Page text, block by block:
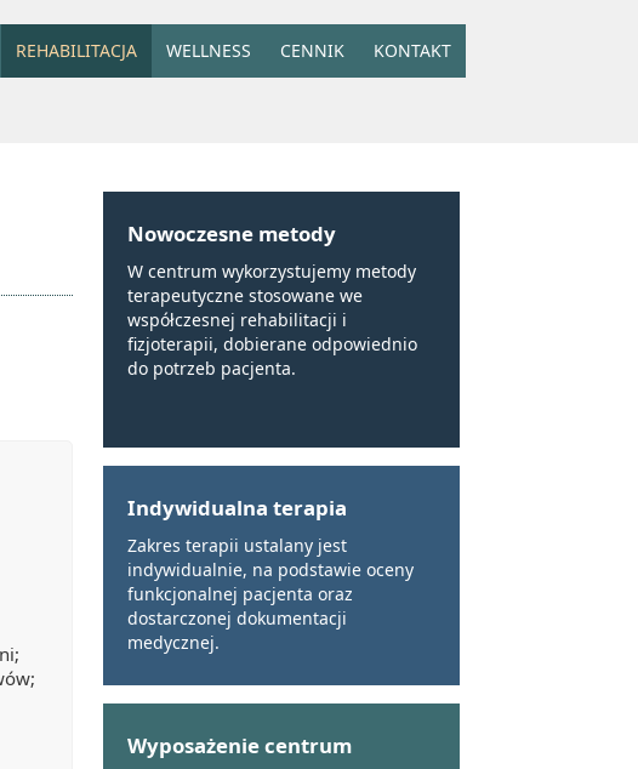
REHABILITACJA WELLNESS CENNIK KONTAKT
Nowoczesne metody
W centrum wykorzystujemy metody
terapeutyczne stosowane we
współczesnej rehabilitacji i
fizjoterapii, dobierane odpowiednio
do potrzeb pacjenta.
Indywidualna terapia
Zakres terapii ustalany jest
indywidualnie, na podstawie oceny
funkcjonalnej pacjenta oraz
dostarczonej dokumentacji
medycznej.
Wyposażenie centrum